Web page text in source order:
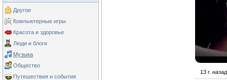
Другое
Компьютерные игры
Красота и здоровье
Люди и блоги
Музыка
Общество
Путешествия и события
13 г. назад